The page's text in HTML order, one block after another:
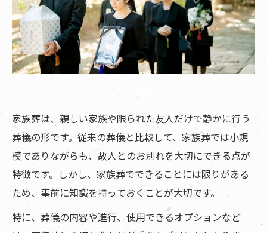
家族葬は、親しい家族や限られた友人だけで静かに行う
葬儀の形です。従来の葬儀と比較して、家族葬では小規
模でありながらも、故人とのお別れを大切にできる点が
特徴です。しかし、家族葬でできることには限りがある
ため、事前に知識を持っておくことが大切です。
特に、葬儀の内容や進行、使用できるオプションなど